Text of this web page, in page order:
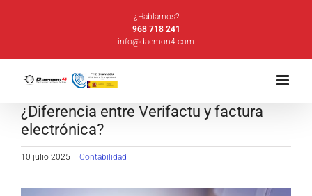
¿Hablamos?
968 718 241
info@daemon4.com
¿Diferencia entre Verifactu y factura
electrónica?
10 julio 2025 Contabilidad